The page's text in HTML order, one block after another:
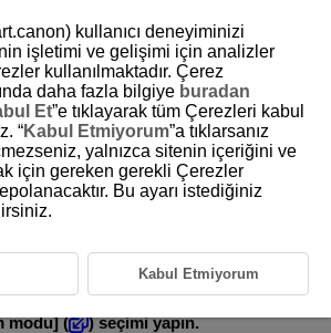
için yöntemler (ölçüm modları)
değerlendirmeli ölçüm kullanmanız
Temel Alan modlarında otomatik olarak
modu] (
) seçimi yapın.
kullanıcı deneyiminizi
işletimi ve gelişimi için analizler
kullanılmaktadır. Çerez
daha fazla bilgiye buradan
Et”e tıklayarak tüm Çerezleri kabul
“Kabul Etmiyorum”a tıklarsanız
yalnızca sitenin içeriğini ve
için gereken gerekli Çerezler
Bu ayarı istediğiniz
Kabul Etmiyorum